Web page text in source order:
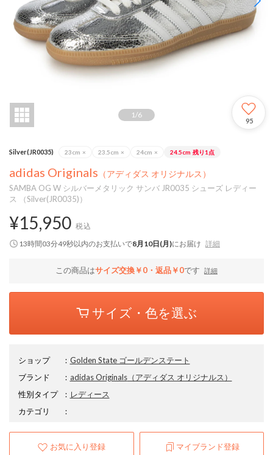
1 /6
95
Silver(JR0035) 23cm × 23.5cm × 24cm × 24.5cm 残り1点
adidas Originals （アディダス オリジナルス）
SAMBA OG W シルバーメタリック サンバ JR0035 シューズ レディー
ス （Silver(JR0035)）
¥15,950 税込
13時間03分48秒以内のお支払いで8月10日(月)にお届け 詳細
この商品はサイズ交換￥0・返品￥0です 詳細
サイズ・色を選ぶ
ショップ ： Golden State ゴールデンステート
ブランド
： adidas Originals（アディダス オリジナルス）
性別タイプ
： レディース
カテゴリ
：
お気に入り登録 マイブランド登録